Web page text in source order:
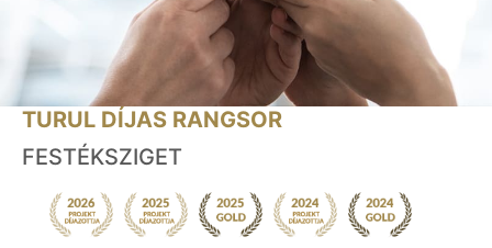
TURUL DÍJAS RANGSOR
FESTÉKSZIGET